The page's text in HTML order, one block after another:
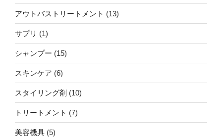
個
の
アウトバストリートメント 1313
個
サプリ 11
個
商
シャンプー 1515
個
商
スキンケア 66
個
の
商
スタイリング剤 1010
個
トリートメント 77
個
美容機具 55